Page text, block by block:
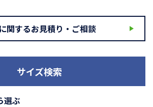
関するお見積り・ご相談
サイズ検索
選ぶ